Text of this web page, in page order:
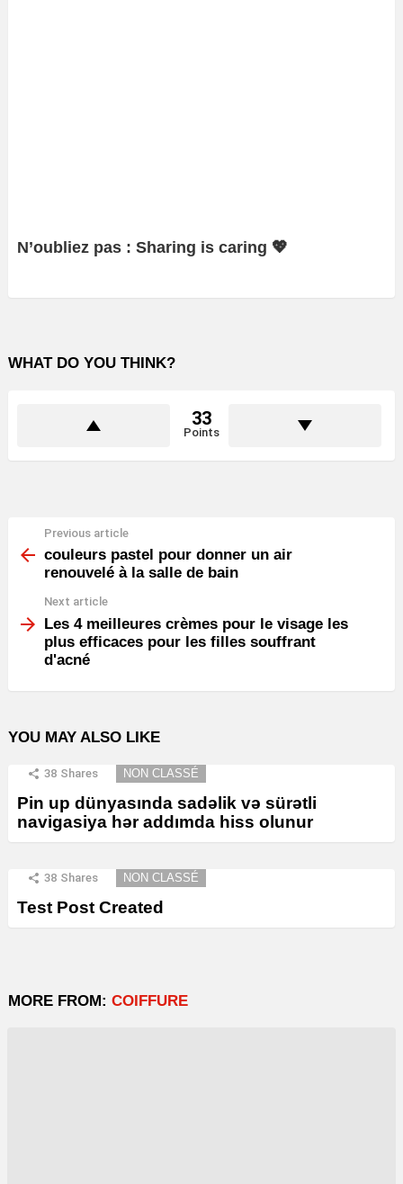
N’oubliez pas : Sharing is caring 💖
WHAT DO YOU THINK?
33
Points
more
Previous article
couleurs pastel pour donner un air
renouvelé à la salle de bain
Next article
Les 4 meilleures crèmes pour le visage les
plus efficaces pour les filles souffrant
d'acné
YOU MAY ALSO LIKE
38 Shares NON CLASSÉ
Pin up dünyasında sadəlik və sürətli
navigasiya hər addımda hiss olunur
38 Shares NON CLASSÉ
Test Post Created
MORE FROM: COIFFURE